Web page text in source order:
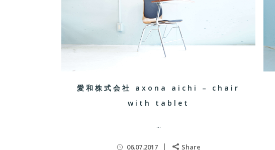
愛和株式会社 axona aichi – chair
with tablet
...
06.07.2017 Share